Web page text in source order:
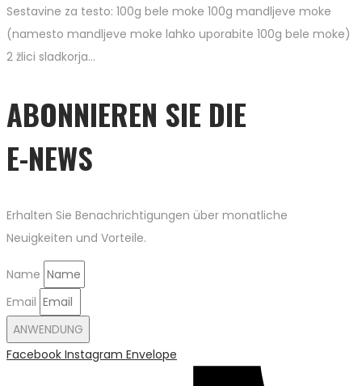
Sestavine za testo: 100g bele moke 100g mandljeve moke
(namesto mandljeve moke lahko uporabite 100g bele moke)
2 žlici sladkorja…
ABONNIEREN SIE DIE
E-NEWS
Erhalten Sie Benachrichtigungen über monatliche
Neuigkeiten und Vorteile.
Name
Email
ANWENDUNG
Facebook Instagram Envelope